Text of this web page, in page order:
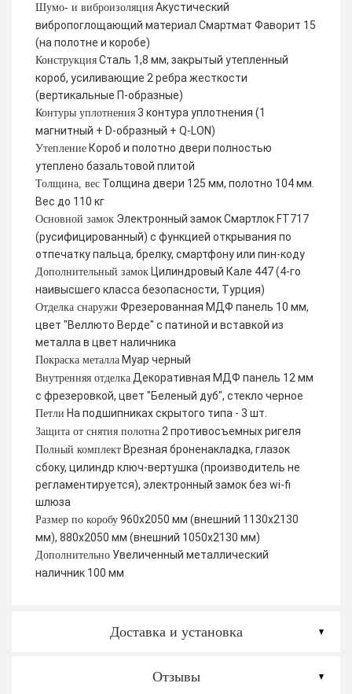
Шумо- и виброизоляция Акустический
вибропоглощающий материал Смартмат Фаворит 15
(на полотне и коробе)
Конструкция Сталь 1,8 мм, закрытый утепленный
короб, усиливающие 2 ребра жесткости
(вертикальные П-образные)
Контуры уплотнения 3 контура уплотнения (1
магнитный + D-образный + Q-LON)
Утепление Короб и полотно двери полностью
утеплено базальтовой плитой
Толщина, вес Толщина двери 125 мм, полотно 104 мм.
Вес до 110 кг
Основной замок Электронный замок Смартлок FT717
(русифицированный) с функцией открывания по
отпечатку пальца, брелку, смартфону или пин-коду
Дополнительный замок Цилиндровый Кале 447 (4-го
наивысшего класса безопасности, Турция)
Отделка снаружи Фрезерованная МДФ панель 10 мм,
цвет "Веллюто Верде" с патиной и вставкой из
металла в цвет наличника
Покраска металла Муар черный
Внутренняя отделка Декоративная МДФ панель 12 мм
с фрезеровкой, цвет "Беленый дуб", стекло черное
Петли На подшипниках скрытого типа - 3 шт.
Защита от снятия полотна 2 противосъемных ригеля
Полный комплект Врезная броненакладка, глазок
сбоку, цилиндр ключ-вертушка (производитель не
регламентируется), электронный замок без wi-fi
шлюза
Размер по коробу 960х2050 мм (внешний 1130х2130
мм), 880х2050 мм (внешний 1050х2130 мм)
Дополнительно Увеличенный металлический
наличник 100 мм
Доставка и установка
Отзывы